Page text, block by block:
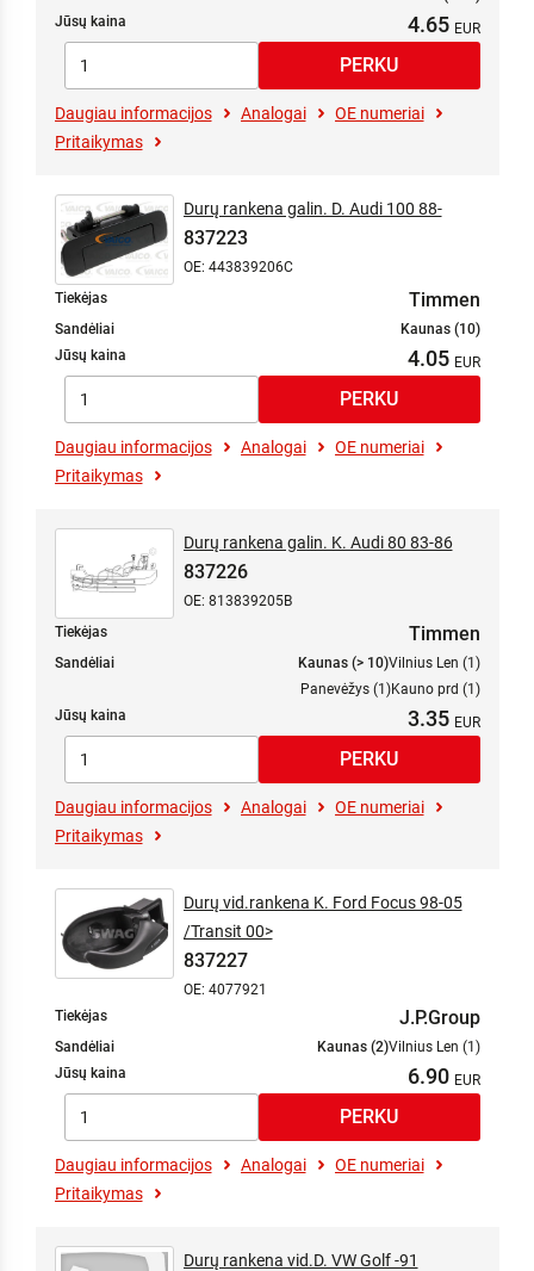
Jūsų kaina
4.65
Daugiau informacijos Analogai
OE numeriai
Pritaikymas
Durų rankena galin. D. Audi 100 88-
837223
OE: 443839206C
Tiekėjas
Timmen
Sandėliai
Kaunas (10)
Jūsų kaina
4.05
Daugiau informacijos Analogai
OE numeriai
Pritaikymas
Durų rankena galin. K. Audi 80 83-86
837226
OE: 813839205B
Tiekėjas
Timmen
Sandėliai Kaunas (> 10)Vilnius Len (1)
Panevėžys (1)Kauno prd (1)
Jūsų kaina
3.35
Daugiau informacijos Analogai
OE numeriai
Pritaikymas
Durų vid.rankena K. Ford Focus 98-05
/Transit 00>
837227
OE: 4077921
Tiekėjas
J.P.Group
Sandėliai Kaunas (2)Vilnius Len (1)
Jūsų kaina
6.90
Daugiau informacijos Analogai
OE numeriai
Pritaikymas
Durų rankena vid.D. VW Golf -91